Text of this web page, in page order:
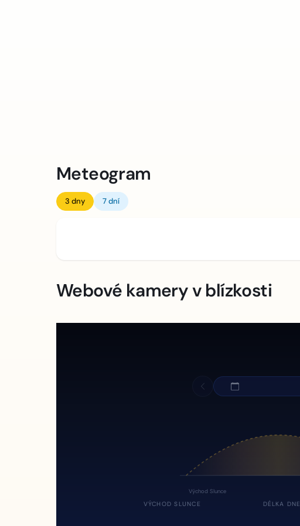
Meteogram
3 dny 7 dní
Webové kamery v blízkosti
Východ Slunce
VÝCHOD SLUNCE DÉLKA DNE